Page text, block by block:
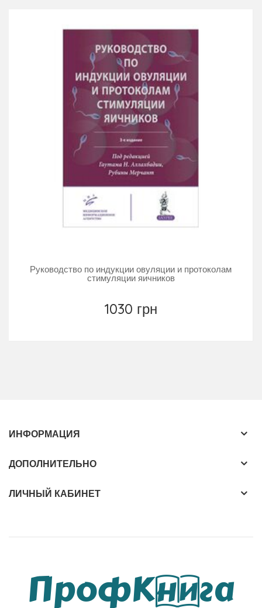
Руководство по индукции овуляции и протоколам
стимуляции яичников
1030 грн
ИНФОРМАЦИЯ
ДОПОЛНИТЕЛЬНО
ЛИЧНЫЙ КАБИНЕТ